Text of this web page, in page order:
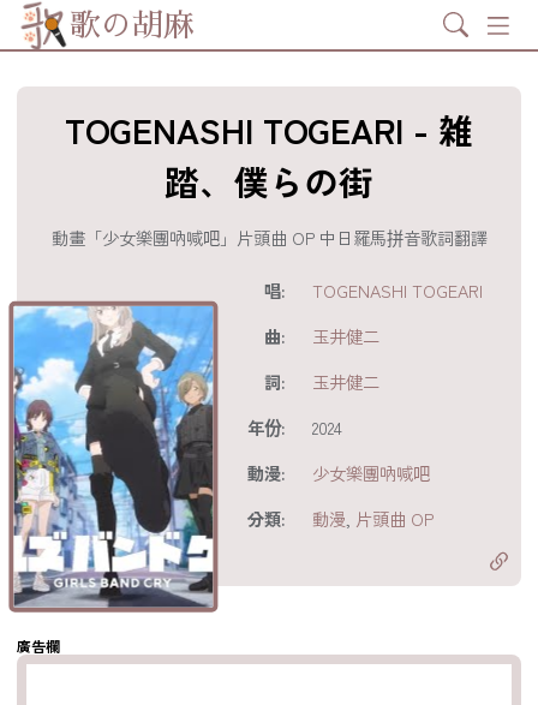
歌の胡麻 Search
TOGENASHI TOGEARI - 雑
踏、僕らの街
動畫「少女樂團吶喊吧」片頭曲 OP 中日羅馬拼音歌詞翻譯
唱:
TOGENASHI TOGEARI
曲:
玉井健二
詞:
玉井健二
年份:
2024
動漫:
少女樂團吶喊吧
分類:
動漫 片頭曲 OP
分享至
享至 X
分享至
製鏈結
廣告欄